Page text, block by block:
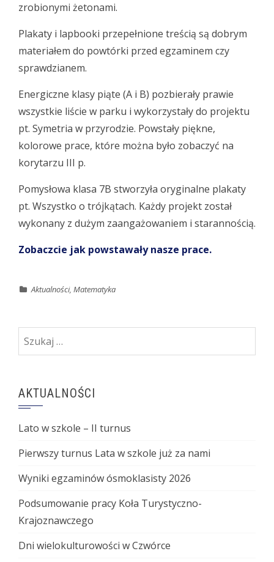
zrobionymi żetonami.
Plakaty i lapbooki przepełnione treścią są dobrym
materiałem do powtórki przed egzaminem czy
sprawdzianem.
Energiczne klasy piąte (A i B) pozbierały prawie
wszystkie liście w parku i wykorzystały do projektu
pt. Symetria w przyrodzie. Powstały piękne,
kolorowe prace, które można było zobaczyć na
korytarzu III p.
Pomysłowa klasa 7B stworzyła oryginalne plakaty
pt. Wszystko o trójkątach. Każdy projekt został
wykonany z dużym zaangażowaniem i starannością.
Zobaczcie jak powstawały nasze prace.
Aktualności,Matematyka
Szukaj:
AKTUALNOŚCI
Lato w szkole – II turnus
Pierwszy turnus Lata w szkole już za nami
Wyniki egzaminów ósmoklasisty 2026
Podsumowanie pracy Koła Turystyczno-
Krajoznawczego
Dni wielokulturowości w Czwórce